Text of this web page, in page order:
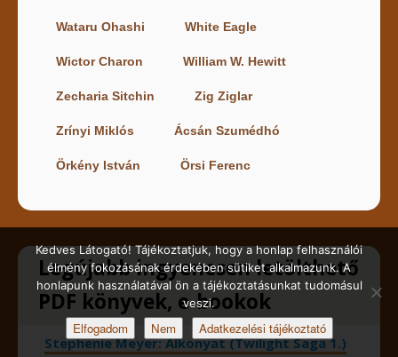
Wataru Ohashi White Eagle
Wictor Charon William W. Hewitt
Zecharia Sitchin Zig Ziglar
Zrínyi Miklós Ácsán Szumédhó
Örkény István Örsi Ferenc
Legújabb ingyenesen letölthető
PDF könyvek, e-bookok
Stephenie Meyer: Alkonyat (Twilight Saga 1.)
Kedves Látogató! Tájékoztatjuk, hogy a honlap felhasználói
élmény fokozásának érdekében sütiket alkalmazunk. A
honlapunk használatával ön a tájékoztatásunkat tudomásul
veszi.
Elfogadom Nem Adatkezelési tájékoztató